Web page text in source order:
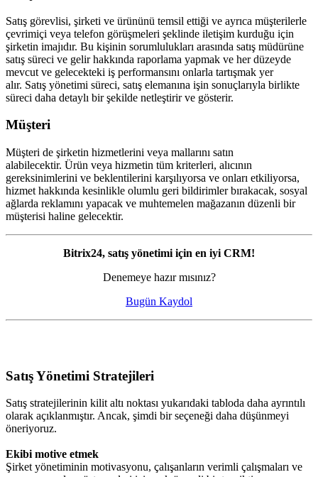
Satış görevlisi, şirketi ve ürününü temsil ettiği ve ayrıca müşterilerle
çevrimiçi veya telefon görüşmeleri şeklinde iletişim kurduğu için
şirketin imajıdır. Bu kişinin sorumlulukları arasında satış müdürüne
satış süreci ve gelir hakkında raporlama yapmak ve her düzeyde
mevcut ve gelecekteki iş performansını onlarla tartışmak yer
alır. Satış yönetimi süreci, satış elemanına işin sonuçlarıyla birlikte
süreci daha detaylı bir şekilde netleştirir ve gösterir.
Müşteri
Müşteri de şirketin hizmetlerini veya mallarını satın
alabilecektir. Ürün veya hizmetin tüm kriterleri, alıcının
gereksinimlerini ve beklentilerini karşılıyorsa ve onları etkiliyorsa,
hizmet hakkında kesinlikle olumlu geri bildirimler bırakacak, sosyal
ağlarda reklamını yapacak ve muhtemelen mağazanın düzenli bir
müşterisi haline gelecektir.
Bitrix24, satış yönetimi için en iyi CRM!
Denemeye hazır mısınız?
Bugün Kaydol
Satış Yönetimi Stratejileri
Satış stratejilerinin kilit altı noktası yukarıdaki tabloda daha ayrıntılı
olarak açıklanmıştır. Ancak, şimdi bir seçeneği daha düşünmeyi
öneriyoruz.
Ekibi motive etmek
Şirket yönetiminin motivasyonu, çalışanların verimli çalışmaları ve